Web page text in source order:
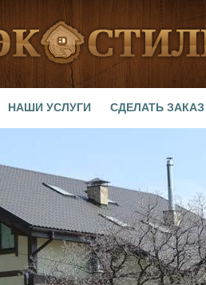
НАШИ УСЛУГИ СДЕЛАТЬ ЗАКАЗ